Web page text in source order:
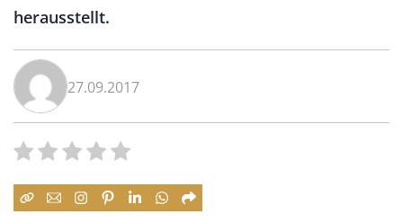
herausstellt.
27.09.2017